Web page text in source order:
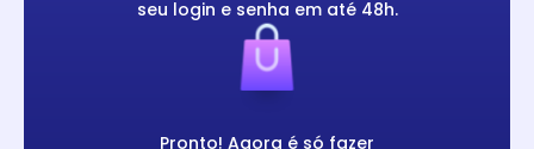
seu login e senha em até 48h.
Pronto! Agora é só fazer